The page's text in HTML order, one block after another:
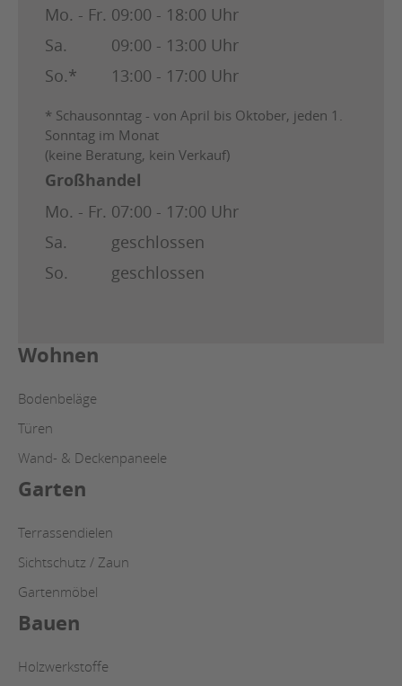
Mo. - Fr. 09:00 - 18:00 Uhr
Sa.
09:00 - 13:00 Uhr
So.*
13:00 - 17:00 Uhr
* Schausonntag - von April bis Oktober, jeden 1.
Sonntag im Monat
(keine Beratung, kein Verkauf)
Großhandel
Mo. - Fr. 07:00 - 17:00 Uhr
Sa.
geschlossen
So.
geschlossen
Wohnen
Bodenbeläge
Türen
Wand- & Deckenpaneele
Garten
Terrassendielen
Sichtschutz / Zaun
Gartenmöbel
Bauen
Holzwerkstoffe